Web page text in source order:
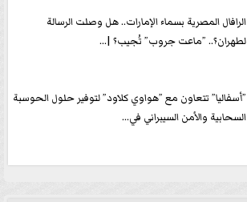
الرافال المصرية بسماء الإمارات.. هل وصلت الرسالة
لطهران؟.. ”ماعت جروب” تُجيب؟ |...
”أسفاليا” تتعاون مع ”هواوي كلاود” لتوفير حلول الحوسبة
السحابية والأمن السيبراني في...